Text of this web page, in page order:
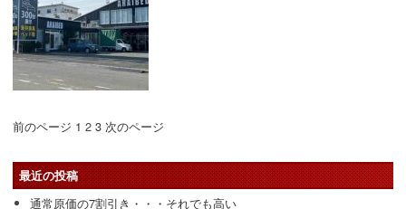
前のページ 1 2 3 次のページ
最近の投稿
通常原価の7割引き・・・それでも高い